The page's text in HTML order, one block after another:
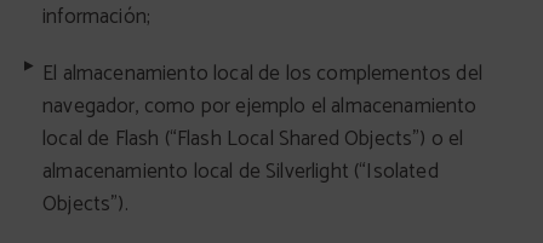
información;
El almacenamiento local de los complementos del
navegador, como por ejemplo el almacenamiento
local de Flash (“Flash Local Shared Objects”) o el
almacenamiento local de Silverlight (“Isolated
Objects”).